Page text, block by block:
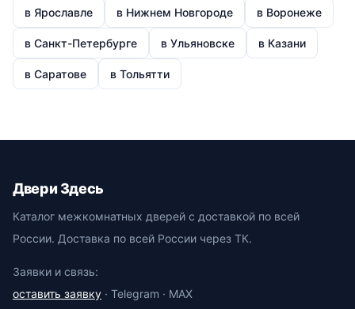
в Ярославле в Нижнем Новгороде в Воронеже
в Санкт-Петербурге в Ульяновске в Казани
в Саратове в Тольятти
Двери Здесь
Каталог межкомнатных дверей с доставкой по всей
России. Доставка по всей России через ТК.
Заявки и связь:
оставить заявку · Telegram · MAX